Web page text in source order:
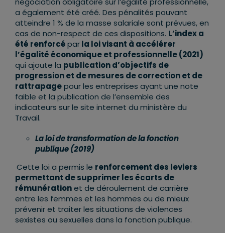
a également été créé. Des pénalités pouvant
atteindre 1 % de la masse salariale sont prévues, en
cas de non-respect de ces dispositions. L’index a
été renforcéparla loi visant à accélérer
l’égalité économique et professionnelle (2021)
qui ajoute la publication d’objectifs de
progression et de mesures de correction et de
rattrapagepour les entreprises ayant une note
faible et la publication de l’ensemble des
indicateurs sur le site internet du ministère du
Travail.
La loi de transformation de la fonction
publique (2019)
Cette loi a permis le renforcement des leviers
permettant de supprimer les écarts de
rémunérationet de déroulement de carrière
entre les femmes et les hommes ou de mieux
prévenir et traiter les situations de violences
sexistes ou sexuelles dans la fonction publique.